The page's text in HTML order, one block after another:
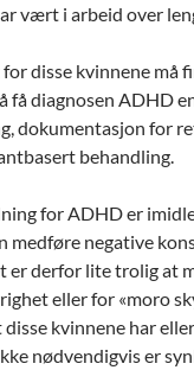
vært i arbeid over
disse kvinnene må
få diagnosen ADHD
dokumentasjon for
behandling.
for ADHD er
medføre negative
er derfor lite trolig at
eller for «moro
kvinnene har
nødvendigvis er